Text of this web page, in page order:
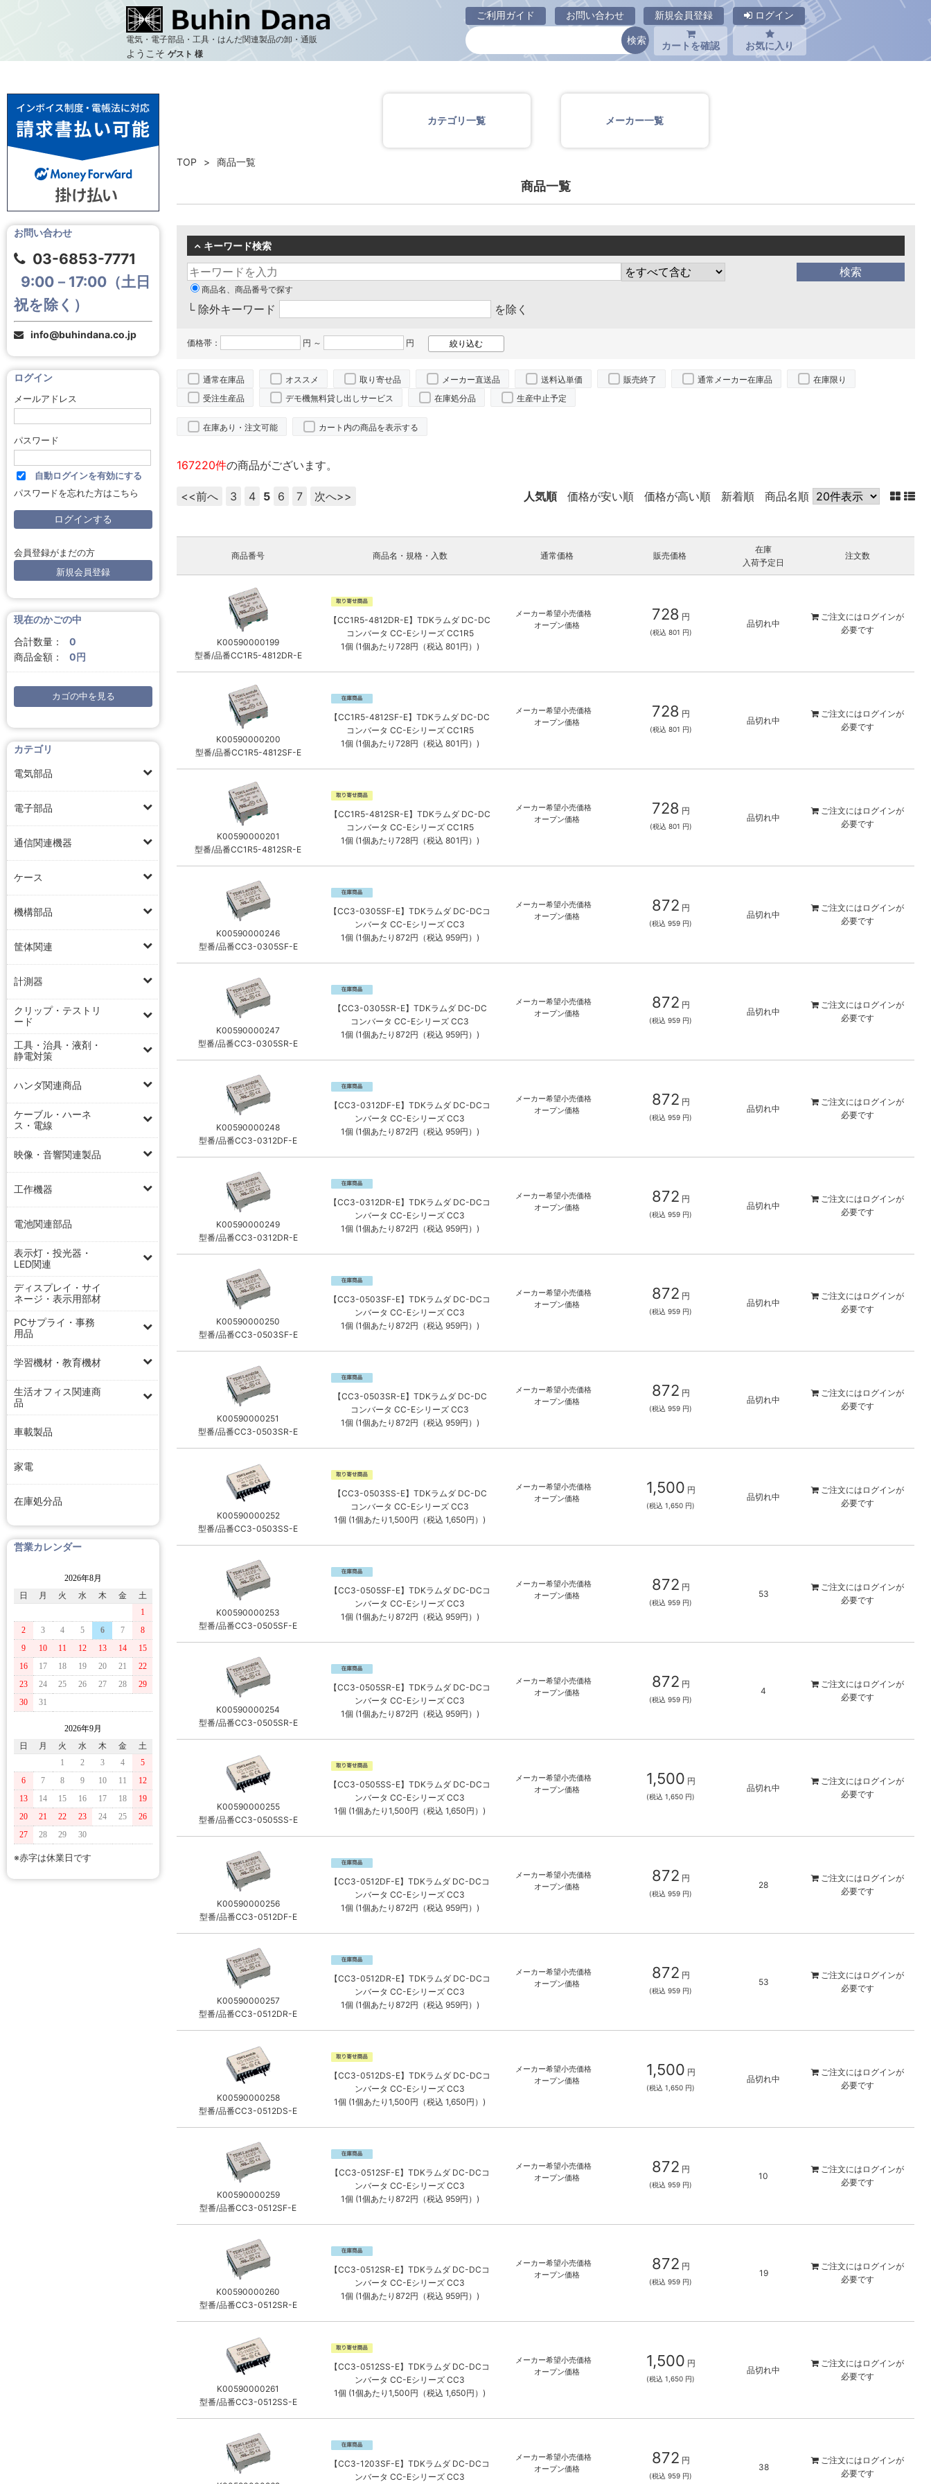
電気・電子部品・工具・はんだ関連製品の卸・通販
ようこそ ゲスト 様
ご利用ガイド お問い合わせ 新規会員登録 ログイン
カートを確認 お気に入り
商品一覧ページ
お問い合わせ
03-6853-7771
9:00－17:00（土日
祝を除く）
info@buhindana.co.jp
ログイン
メールアドレス
パスワード
自動ログインを有効にする
パスワードを忘れた方はこちら
会員登録がまだの方
新規会員登録
現在のかごの中
合計数量：
0
商品金額：
0円
カゴの中を見る
カテゴリ
電気部品
電子部品
通信関連機器
ケース
機構部品
筐体関連
計測器
クリップ・テストリ
ード
工具・治具・液剤・
静電対策
ハンダ関連商品
ケーブル・ハーネ
ス・電線
映像・音響関連製品
工作機器
電池関連部品
表示灯・投光器・
LED関連
ディスプレイ・サイ
ネージ・表示用部材
PCサプライ・事務
用品
学習機材・教育機材
生活オフィス関連商
品
車載製品
家電
在庫処分品
営業カレンダー
2026年8月
日
月 火 水 木 金
土
1
2
3 4 5 6 7
8
9
10 11 12 13 14
15
16
17 18 19 20 21
22
23
24 25 26 27 28
29
30
31
2026年9月
日
月 火 水 木 金
土
1
2 3 4
5
6
7 8 9 10 11
12
13
14 15 16 17 18
19
20
21 22 23 24 25
26
27
28 29 30
※赤字は休業日です
カテゴリ一覧 メーカー一覧
TOP 商品一覧
商品一覧
キーワード検索
商品名、商品番号で探す
└ 除外キーワード を除く
価格帯： 円 ～ 円
通常在庫品 オススメ 取り寄せ品 メーカー直送品 送料込単価 販売終了 通常メーカー在庫品
在庫限り
受注生産品
デモ機無料貸し出しサービス 在庫処分品 生産中止予定
在庫あり・注文可能 カート内の商品を表示する
167220件の商品がございます。
人気順 価格が安い順 価格が高い順 新着順 商品名順
<<前へ 3 4 5 6 7 次へ>>
商品番号 商品名・規格・入数 通常価格 販売価格
在庫
入荷予定日
注文数
K00590000199
型番/品番CC1R5-4812DR-E
【CC1R5-4812DR-E】TDKラムダ DC-DC
コンバータ CC-Eシリーズ CC1R5
1個 (1個あたり728円（税込 801円）)
メーカー希望小売価格
オープン価格
728 円
(税込 801 円)
品切れ中
ご注文には ログインが
必要です
K00590000200
型番/品番CC1R5-4812SF-E
【CC1R5-4812SF-E】TDKラムダ DC-DC
コンバータ CC-Eシリーズ CC1R5
1個 (1個あたり728円（税込 801円）)
メーカー希望小売価格
オープン価格
728 円
(税込 801 円)
品切れ中
ご注文には ログインが
必要です
K00590000201
型番/品番CC1R5-4812SR-E
【CC1R5-4812SR-E】TDKラムダ DC-DC
コンバータ CC-Eシリーズ CC1R5
1個 (1個あたり728円（税込 801円）)
メーカー希望小売価格
オープン価格
728 円
(税込 801 円)
品切れ中
ご注文には ログインが
必要です
K00590000246
型番/品番CC3-0305SF-E
【CC3-0305SF-E】TDKラムダ DC-DCコ
ンバータ CC-Eシリーズ CC3
1個 (1個あたり872円（税込 959円）)
メーカー希望小売価格
オープン価格
872 円
(税込 959 円)
品切れ中
ご注文には ログインが
必要です
K00590000247
型番/品番CC3-0305SR-E
【CC3-0305SR-E】TDKラムダ DC-DC
コンバータ CC-Eシリーズ CC3
1個 (1個あたり872円（税込 959円）)
メーカー希望小売価格
オープン価格
872 円
(税込 959 円)
品切れ中
ご注文には ログインが
必要です
K00590000248
型番/品番CC3-0312DF-E
【CC3-0312DF-E】TDKラムダ DC-DCコ
ンバータ CC-Eシリーズ CC3
1個 (1個あたり872円（税込 959円）)
メーカー希望小売価格
オープン価格
872 円
(税込 959 円)
品切れ中
ご注文には ログインが
必要です
K00590000249
型番/品番CC3-0312DR-E
【CC3-0312DR-E】TDKラムダ DC-DCコ
ンバータ CC-Eシリーズ CC3
1個 (1個あたり872円（税込 959円）)
メーカー希望小売価格
オープン価格
872 円
(税込 959 円)
品切れ中
ご注文には ログインが
必要です
K00590000250
型番/品番CC3-0503SF-E
【CC3-0503SF-E】TDKラムダ DC-DCコ
ンバータ CC-Eシリーズ CC3
1個 (1個あたり872円（税込 959円）)
メーカー希望小売価格
オープン価格
872 円
(税込 959 円)
品切れ中
ご注文には ログインが
必要です
K00590000251
型番/品番CC3-0503SR-E
【CC3-0503SR-E】TDKラムダ DC-DC
コンバータ CC-Eシリーズ CC3
1個 (1個あたり872円（税込 959円）)
メーカー希望小売価格
オープン価格
872 円
(税込 959 円)
品切れ中
ご注文には ログインが
必要です
K00590000252
型番/品番CC3-0503SS-E
【CC3-0503SS-E】TDKラムダ DC-DC
コンバータ CC-Eシリーズ CC3
1個 (1個あたり1,500円（税込 1,650円）)
メーカー希望小売価格
オープン価格
1,500 円
(税込 1,650 円)
品切れ中
ご注文には ログインが
必要です
K00590000253
型番/品番CC3-0505SF-E
【CC3-0505SF-E】TDKラムダ DC-DCコ
ンバータ CC-Eシリーズ CC3
1個 (1個あたり872円（税込 959円）)
メーカー希望小売価格
オープン価格
872 円
(税込 959 円)
53
ご注文には ログインが
必要です
K00590000254
型番/品番CC3-0505SR-E
【CC3-0505SR-E】TDKラムダ DC-DCコ
ンバータ CC-Eシリーズ CC3
1個 (1個あたり872円（税込 959円）)
メーカー希望小売価格
オープン価格
872 円
(税込 959 円)
4
ご注文には ログインが
必要です
K00590000255
型番/品番CC3-0505SS-E
【CC3-0505SS-E】TDKラムダ DC-DCコ
ンバータ CC-Eシリーズ CC3
1個 (1個あたり1,500円（税込 1,650円）)
メーカー希望小売価格
オープン価格
1,500 円
(税込 1,650 円)
品切れ中
ご注文には ログインが
必要です
K00590000256
型番/品番CC3-0512DF-E
【CC3-0512DF-E】TDKラムダ DC-DCコ
ンバータ CC-Eシリーズ CC3
1個 (1個あたり872円（税込 959円）)
メーカー希望小売価格
オープン価格
872 円
(税込 959 円)
28
ご注文には ログインが
必要です
K00590000257
型番/品番CC3-0512DR-E
【CC3-0512DR-E】TDKラムダ DC-DCコ
ンバータ CC-Eシリーズ CC3
1個 (1個あたり872円（税込 959円）)
メーカー希望小売価格
オープン価格
872 円
(税込 959 円)
53
ご注文には ログインが
必要です
K00590000258
型番/品番CC3-0512DS-E
【CC3-0512DS-E】TDKラムダ DC-DCコ
ンバータ CC-Eシリーズ CC3
1個 (1個あたり1,500円（税込 1,650円）)
メーカー希望小売価格
オープン価格
1,500 円
(税込 1,650 円)
品切れ中
ご注文には ログインが
必要です
K00590000259
型番/品番CC3-0512SF-E
【CC3-0512SF-E】TDKラムダ DC-DCコ
ンバータ CC-Eシリーズ CC3
1個 (1個あたり872円（税込 959円）)
メーカー希望小売価格
オープン価格
872 円
(税込 959 円)
10
ご注文には ログインが
必要です
K00590000260
型番/品番CC3-0512SR-E
【CC3-0512SR-E】TDKラムダ DC-DCコ
ンバータ CC-Eシリーズ CC3
1個 (1個あたり872円（税込 959円）)
メーカー希望小売価格
オープン価格
872 円
(税込 959 円)
19
ご注文には ログインが
必要です
K00590000261
型番/品番CC3-0512SS-E
【CC3-0512SS-E】TDKラムダ DC-DCコ
ンバータ CC-Eシリーズ CC3
1個 (1個あたり1,500円（税込 1,650円）)
メーカー希望小売価格
オープン価格
1,500 円
(税込 1,650 円)
品切れ中
ご注文には ログインが
必要です
【CC3-1203SF-E】TDKラムダ DC-DCコ
ンバータ CC-Eシリーズ CC3
メーカー希望小売価格
オープン価格
872 円
(税込 959 円)
38
ご注文には ログインが
必要です